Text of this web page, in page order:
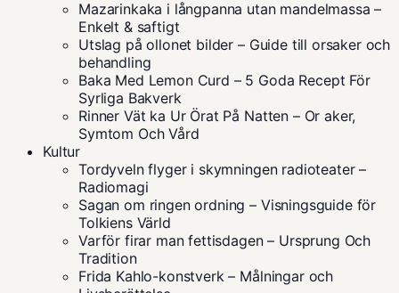
Mazarinkaka i långpanna utan mandelmassa –
Enkelt & saftigt
Utslag på ollonet bilder – Guide till orsaker och
behandling
Baka Med Lemon Curd – 5 Goda Recept För
Syrliga Bakverk
Rinner Vät ka Ur Örat På Natten – Or aker,
Symtom Och Vård
Kultur
Tordyveln flyger i skymningen radioteater –
Radiomagi
Sagan om ringen ordning – Visningsguide för
Tolkiens Värld
Varför firar man fettisdagen – Ursprung Och
Tradition
Frida Kahlo-konstverk – Målningar och